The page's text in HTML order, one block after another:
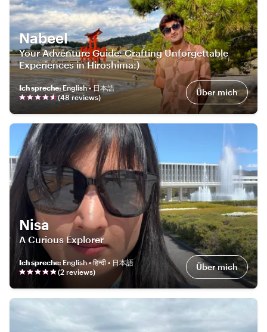
Nabeel
Your Adventure Guide: Crafting Unforgettable
Experiences in Hiroshima:)
Ich spreche:English • 日本語
(48reviews) Über mich
Nisa
A Curious Explorer
Ich spreche:English • हिन्दी • 日本語
(2reviews) Über mich